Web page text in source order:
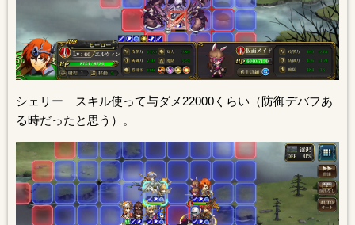
シェリー スキル使って与ダメ22000くらい（防御デバフあ
る時だったと思う）。